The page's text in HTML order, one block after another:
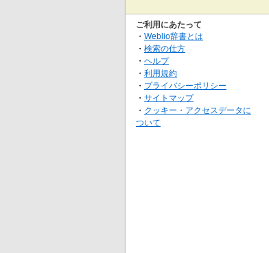
ご利用にあたって
・ Weblio辞書とは
・ 検索の仕方
・ ヘルプ
・ 利用規約
・ プライバシーポリシー
・ サイトマップ
・ クッキー・アクセスデータに
ついて